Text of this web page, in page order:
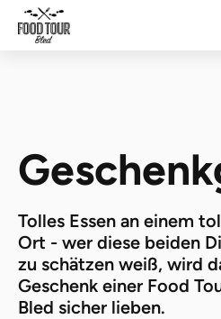
Tolles Essen an einem
Ort - wer diese beiden
zu schätzen weiß, wird
Geschenk einer Food
Bled sicher lieben.